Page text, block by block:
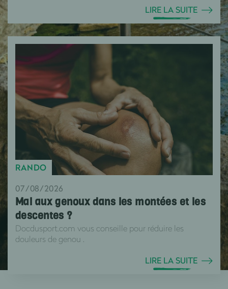
LIRE LA SUITE
RANDO
07/08/2026
Mal aux genoux dans les montées et les
descentes ?
Docdusport.com vous conseille pour réduire les
douleurs de genou .
LIRE LA SUITE